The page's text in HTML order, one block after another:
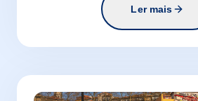
Ler mais